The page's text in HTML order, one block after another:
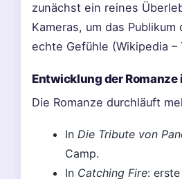
zunächst ein reines
Kameras, um das
echte Gefühle (Wikipedia –
Entwicklung der Romanze
Die Romanze durchläuft
In Die Tribute von
Camp.
In Catching Fire: